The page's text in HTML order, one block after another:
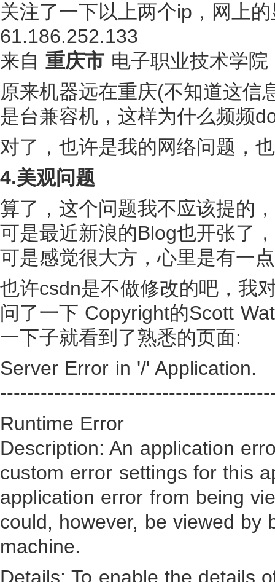
关注了一下以上两个ip，网上
61.186.252.133
来自重庆市 电子职业技术学院
原来机器远在重庆(不知道这信
是台兼容机，这样为什么频频
对了，也许是我的网络问题，
4.美观问题
算了，这个问题我不应该提的
可是最近新浪的Blog也开张了
可是感觉很大方，心里是有一
也许csdn是不做修改的吧，我
问了一下 Copyright的Scott
一下子就看到了熟悉的页面:
Server Error in '/' Application.
Runtime Error
Description: An application
custom error settings for this
application error from being
could, however, be viewed by
machine.
Details: To enable the details